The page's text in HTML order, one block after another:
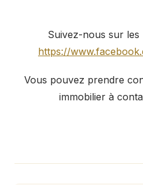
Suivez-nous sur les
https://
Vous pouvez prendre
immobilier à